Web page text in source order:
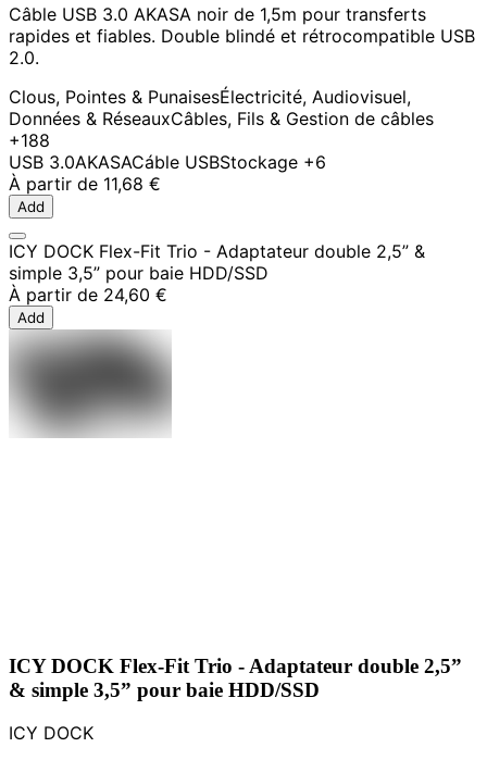
Câble USB 3.0 AKASA noir de 1,5m pour transferts
rapides et fiables. Double blindé et rétrocompatible USB
2.0.
Clous, Pointes & PunaisesÉlectricité, Audiovisuel,
Données & RéseauxCâbles, Fils & Gestion de câbles
+188
USB 3.0AKASACáble USBStockage +6
À partir de 11,68 €
Add
ICY DOCK Flex-Fit Trio - Adaptateur double 2,5” &
simple 3,5” pour baie HDD/SSD
À partir de 24,60 €
Add
ICY DOCK Flex-Fit Trio - Adaptateur double 2,5”
& simple 3,5” pour baie HDD/SSD
ICY DOCK